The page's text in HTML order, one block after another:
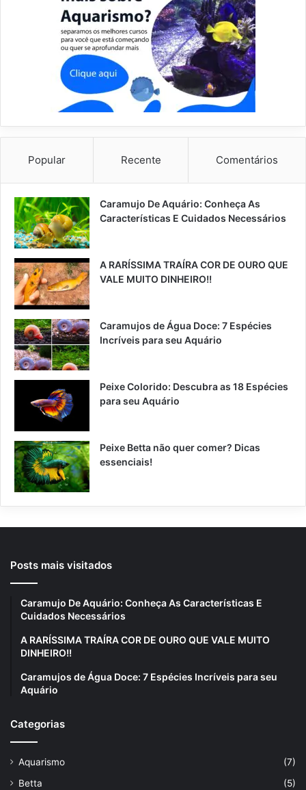
Popular Recente Comentários
Caramujo De Aquário: Conheça As
Características E Cuidados Necessários
A RARÍSSIMA TRAÍRA COR DE OURO QUE
VALE MUITO DINHEIRO!!
Caramujos de Água Doce: 7 Espécies
Incríveis para seu Aquário
Peixe Colorido: Descubra as 18 Espécies
para seu Aquário
Peixe Betta não quer comer? Dicas
essenciais!
Posts mais visitados
Caramujo De Aquário: Conheça As Características E
Cuidados Necessários
A RARÍSSIMA TRAÍRA COR DE OURO QUE VALE MUITO
DINHEIRO!!
Caramujos de Água Doce: 7 Espécies Incríveis para seu
Aquário
Categorias
Aquarismo
(7)
Betta
(5)